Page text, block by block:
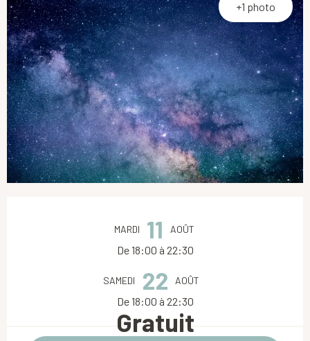
+1 photo
MARDI 11 AOÛT
De 18:00 à 22:30
SAMEDI 22 AOÛT
De 18:00 à 22:30
Gratuit